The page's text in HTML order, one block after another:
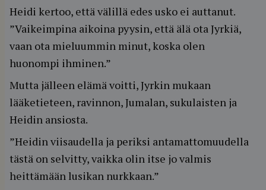
Heidi kertoo, että välillä edes usko ei auttanut.
”Vaikeimpina aikoina pyysin, että älä ota Jyrkiä,
vaan ota mieluummin minut, koska olen
huonompi ihminen.”
Mutta jälleen elämä voitti, Jyrkin mukaan
lääketieteen, ravinnon, Jumalan, sukulaisten ja
Heidin ansiosta.
”Heidin viisaudella ja periksi antamattomuudella
tästä on selvitty, vaikka olin itse jo valmis
heittämään lusikan nurkkaan.”